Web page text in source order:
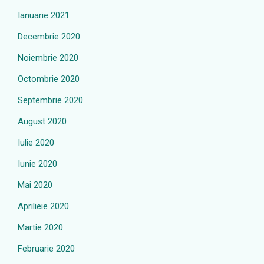
Ianuarie 2021
Decembrie 2020
Noiembrie 2020
Octombrie 2020
Septembrie 2020
August 2020
Iulie 2020
Iunie 2020
Mai 2020
Aprilieie 2020
Martie 2020
Februarie 2020